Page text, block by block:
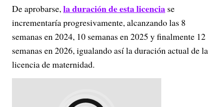
De aprobarse,la duración de esta licencia se
incrementaría progresivamente, alcanzando las 8
semanas en 2024, 10 semanas en 2025 y finalmente 12
semanas en 2026, igualando así la duración actual de la
licencia de maternidad.